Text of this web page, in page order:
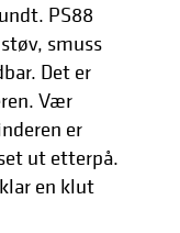
PS88
smuss
Det er
Vær
er
ut etterpå.
en klut